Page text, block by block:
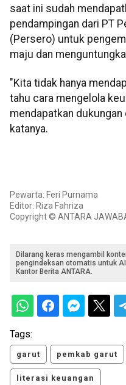
saat ini sudah
pendampingan dari PT
(Persero) untuk
maju dan
"Kita tidak hanya
tahu cara mengelola
mendapatkan dukungan
katanya.
Pewarta: Feri Purnama
Editor: Riza Fahriza
Copyright © ANTARA
Dilarang keras mengambil
pengindeksan otomatis untuk
Kantor Berita ANTARA.
Tags:
garut pemkab garut
literasi keuangan